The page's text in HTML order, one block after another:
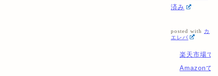
済み
posted with カ
エレバ
楽天市場で
Amazonで